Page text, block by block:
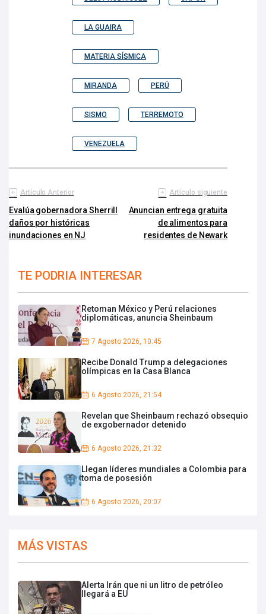
LA GUAIRA
MATERIA SÍSMICA
MIRANDA PERÚ
SISMO TERREMOTO
VENEZUELA
Artículo Anterior
Evalúa gobernadora Sherrill
daños por históricas
inundaciones en NJ
Artículo siguiente
Anuncian entrega gratuita
de alimentos para
residentes de Newark
TE PODRIA INTERESAR
Retoman México y Perú relaciones
diplomáticas, anuncia Sheinbaum
7 Agosto 2026, 10:45
Recibe Donald Trump a delegaciones
olímpicas en la Casa Blanca
6 Agosto 2026, 21:54
Revelan que Sheinbaum rechazó obsequio
de exgobernador detenido
6 Agosto 2026, 21:32
Llegan líderes mundiales a Colombia para
toma de posesión
6 Agosto 2026, 20:07
MÁS VISTAS
Alerta Irán que ni un litro de petróleo
llegará a EU